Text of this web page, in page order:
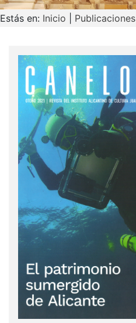
Estás en: Inicio Publicaciones